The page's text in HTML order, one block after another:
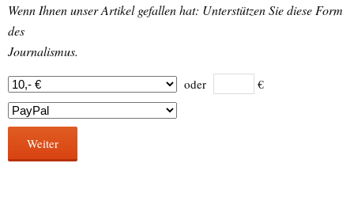
Wenn Ihnen unser Artikel gefallen hat: Unterstützen Sie diese Form
des
Journalismus.
oder €
Weiter